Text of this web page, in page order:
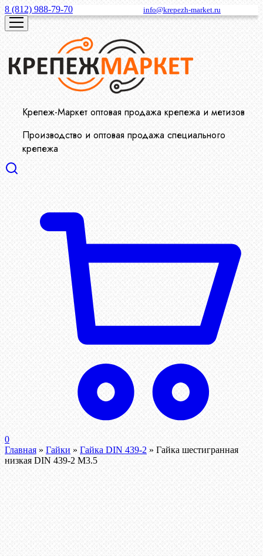
8 (812) 988-79-70 info@krepezh-market.ru
Крепеж-Маркет оптовая продажа крепежа и метизов
Производство и оптовая продажа специального
крепежа
0
Главная » Гайки » Гайка DIN 439-2 » Гайка шестигранная
низкая DIN 439-2 М3.5